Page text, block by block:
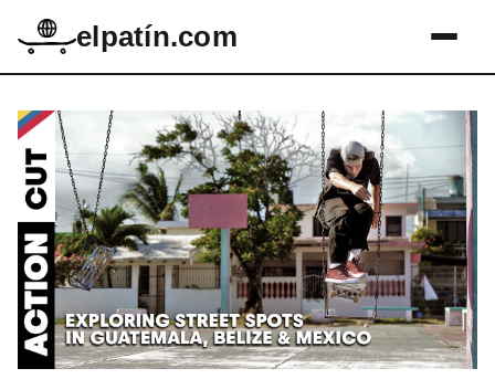
elpatín.com